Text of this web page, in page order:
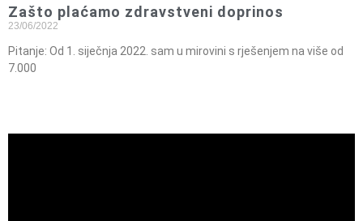
Zašto plaćamo zdravstveni doprinos
23/06/2022
Pitanje: Od 1. siječnja 2022. sam u mirovini s rješenjem na više od
7.000